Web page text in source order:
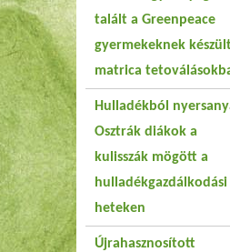
talált a Greenpeace
gyermekeknek
matrica
Hulladékból
Osztrák diákok a
kulisszák mögött a
hulladékgazdálkodási
heteken
Újrahasznosított